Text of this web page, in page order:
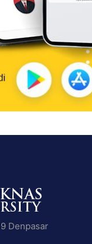
Denpasar